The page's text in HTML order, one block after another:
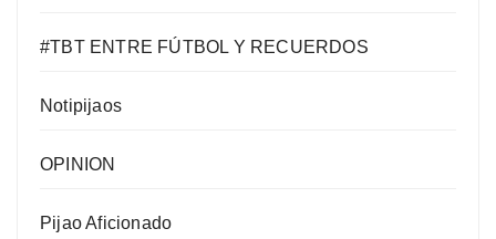
#TBT ENTRE FÚTBOL Y RECUERDOS
Notipijaos
OPINION
Pijao Aficionado